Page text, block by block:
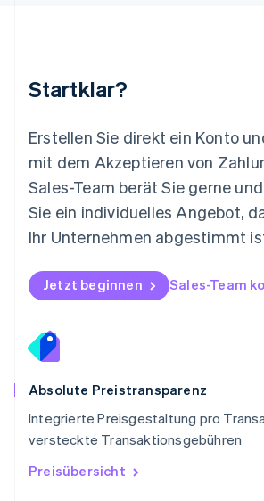
Startklar?
Erstellen Sie direkt ein Konto
mit dem Akzeptieren von
Sales-Team berät Sie gerne
Sie ein individuelles Angebot,
Ihr Unternehmen abgestimmt
Jetzt beginnen Sales-Team
Absolute Preistransparenz
Integrierte Preisgestaltung pro
versteckte Transaktionsgebühren
Preisübersicht
Nederlands English
Norwegen
Österreich
Polen
English
Portugal
Português English
Rumänien
Schweden
Svenska English
Deutsch
Singapur
English
Slowakei
Slowenien
EnglishItaliano
Sonderverwaltungsregion